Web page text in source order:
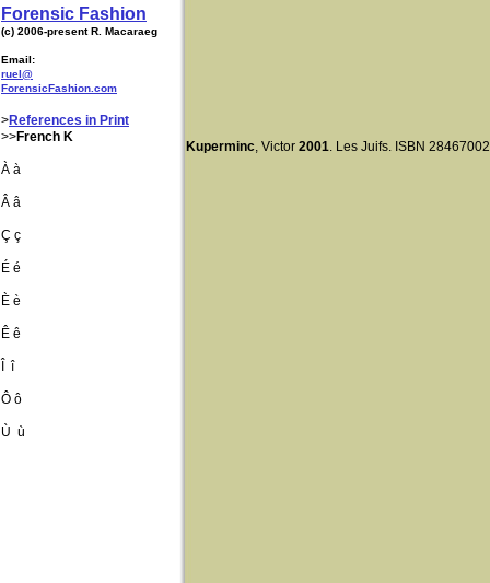
Forensic Fashion
(c) 2006-present R. Macaraeg
Email:
ruel@
ForensicFashion.com
>References in Print
>>French K
À à
Â â
Ç ç
É é
È è
Ê ê
Î î
Ô ô
Ù ù
Kuperminc, Victor 2001. Les Juifs. ISBN